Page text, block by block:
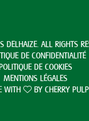
ALL RIGHTS
DE CONFIDENTIALITÉ
DE COOKIES
MENTIONS LÉGALES
WITH
BY CHERRY PULP